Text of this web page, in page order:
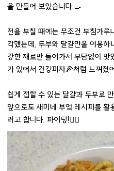
을 만들어 보았습니다.🍳
전을 부칠 때에는 무조건 부침가루
각했는데, 두부와 달걀만을 이용하
강한 재료만 들어가서 부담없이
가 있어서 건강피자🍕처럼 느껴졌
쉽게 접할 수 있는 달걀과 두부로
앞으로도 새미네 부엌 레시피를 활
려고 합니다. 파이팅!👍🏻